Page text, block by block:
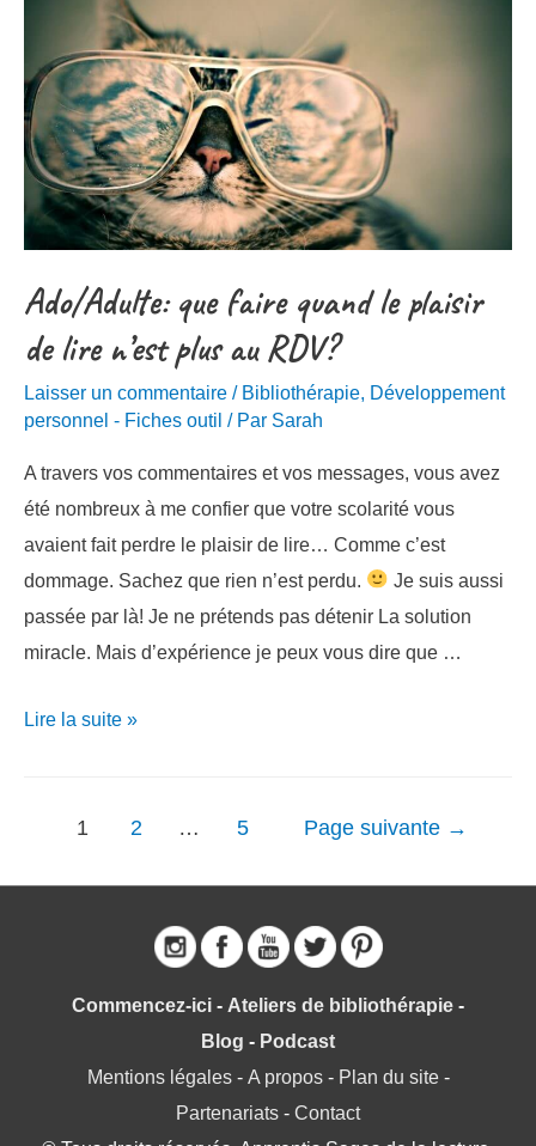
Ado/Adulte: que faire quand le plaisir
de lire n’est plus au RDV?
Laisser un commentaire / Bibliothérapie, Développement
personnel - Fiches outil / Par Sarah
A travers vos commentaires et vos messages, vous avez
été nombreux à me confier que votre scolarité vous
avaient fait perdre le plaisir de lire… Comme c’est
dommage. Sachez que rien n’est perdu.
Je suis aussi
passée par là! Je ne prétends pas détenir La solution
miracle. Mais d’expérience je peux vous dire que …
Ado/Adulte:
Lire la suite »
Navigation
1 2 … 5 Page suivante →
Commencez-ici - Ateliers de bibliothérapie -
Blog - Podcast
Mentions légales- A propos- Plan du site-
Partenariats - Contact